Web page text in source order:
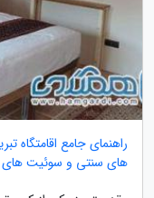
راهنمای جامع اقامتگاه
های سنتی و سوئیت های